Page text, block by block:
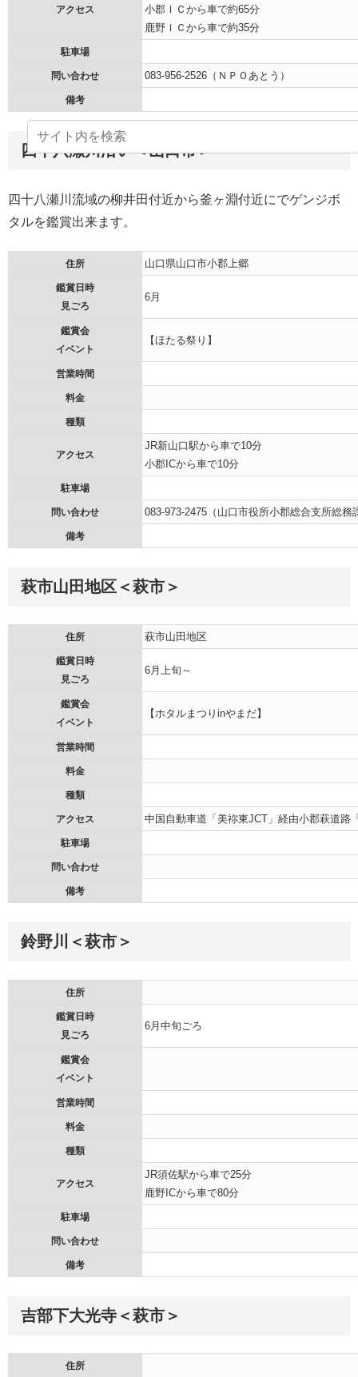
アクセス
小郡ＩＣから車で約65分
鹿野ＩＣから車で約35分
駐車場
問い合わせ 083-956-2526（ＮＰＯあとう）
備考
四十八瀬川沿い＜山口市＞
四十八瀬川流域の柳井田付近から釜ヶ淵付近にでゲンジボ
タルを鑑賞出来ます。
住所 山口県山口市小郡上郷
鑑賞日時
見ごろ
6月
鑑賞会
イベント
【ほたる祭り】
営業時間
料金
種類
アクセス
JR新山口駅から車で10分
小郡ICから車で10分
駐車場
問い合わせ 083-973-2475（山口市役所小郡総合支所総務
備考
萩市山田地区＜萩市＞
住所 萩市山田地区
鑑賞日時
見ごろ
6月上旬～
鑑賞会
イベント
【ホタルまつりinやまだ】
営業時間
料金
種類
アクセス 中国自動車道「美祢東JCT」経由小郡萩道路
駐車場
問い合わせ
備考
鈴野川＜萩市＞
住所
鑑賞日時
見ごろ
6月中旬ごろ
鑑賞会
イベント
営業時間
料金
種類
アクセス
JR須佐駅から車で25分
鹿野ICから車で80分
駐車場
問い合わせ
備考
吉部下大光寺＜萩市＞
住所